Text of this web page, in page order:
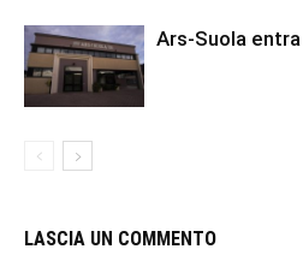
Ars-Suola
LASCIA UN COMMENTO